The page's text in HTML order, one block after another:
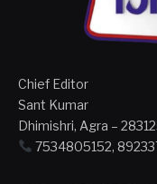
Chief Editor
Sant Kumar
Dhimishri, Agra –
7534805152,